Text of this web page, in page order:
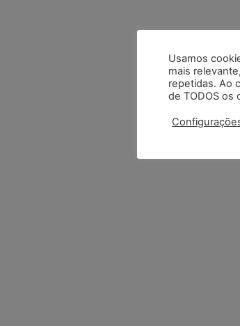
Usamos
mais
repetidas. Ao
de TODOS os